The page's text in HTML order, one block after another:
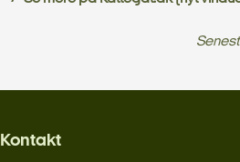
Kontakt